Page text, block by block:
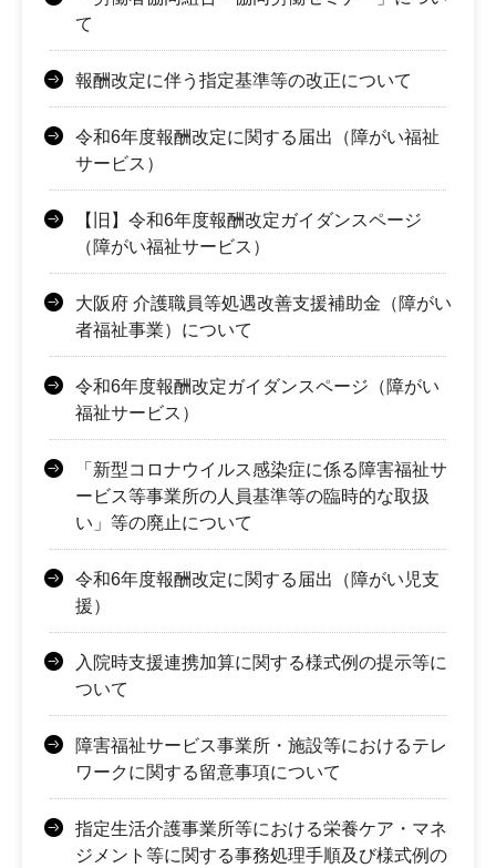
て
報酬改定に伴う指定基準等の改正について
令和6年度報酬改定に関する届出（障がい福祉
サービス）
【旧】令和6年度報酬改定ガイダンスページ
（障がい福祉サービス）
大阪府 介護職員等処遇改善支援補助金（障がい
者福祉事業）について
令和6年度報酬改定ガイダンスページ（障がい
福祉サービス）
「新型コロナウイルス感染症に係る障害福祉サ
ービス等事業所の人員基準等の臨時的な取扱
い」等の廃止について
令和6年度報酬改定に関する届出（障がい児支
援）
入院時支援連携加算に関する様式例の提示等に
ついて
障害福祉サービス事業所・施設等におけるテレ
ワークに関する留意事項について
指定生活介護事業所等における栄養ケア・マネ
ジメント等に関する事務処理手順及び様式例の